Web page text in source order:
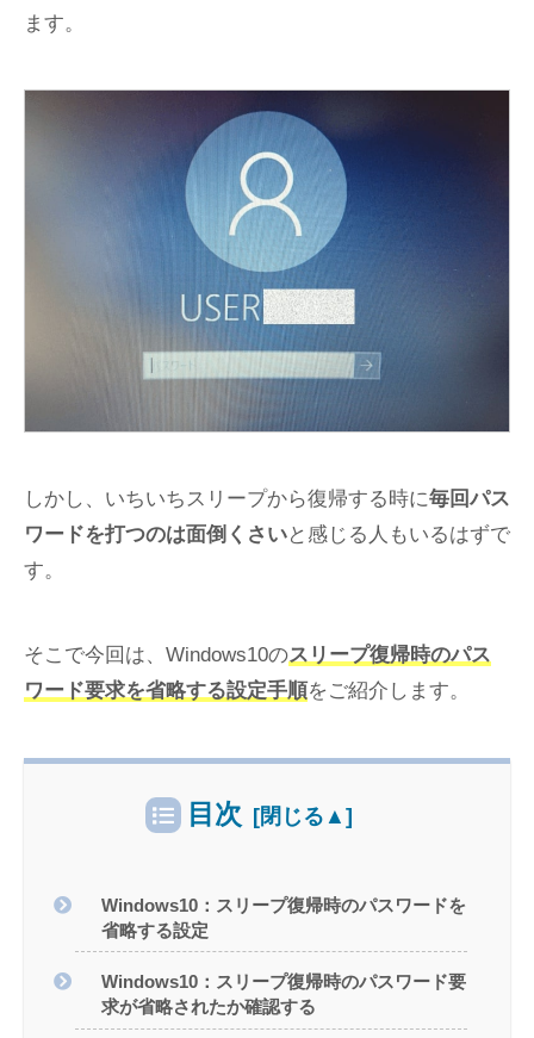
ます。
しかし、いちいちスリープから復帰する時に毎回パス
ワードを打つのは面倒くさいと感じる人もいるはずで
す。
そこで今回は、Windows10のスリープ復帰時のパス
ワード要求を省略する設定手順をご紹介します。
目次
Windows10：スリープ復帰時のパスワードを
省略する設定
Windows10：スリープ復帰時のパスワード要
求が省略されたか確認する